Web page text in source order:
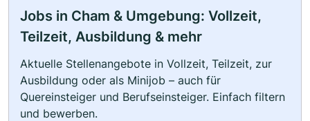
Jobs in Cham & Umgebung: Vollzeit,
Teilzeit, Ausbildung & mehr
Aktuelle Stellenangebote in Vollzeit, Teilzeit, zur
Ausbildung oder als Minijob – auch für
Quereinsteiger und Berufseinsteiger. Einfach filtern
und bewerben.